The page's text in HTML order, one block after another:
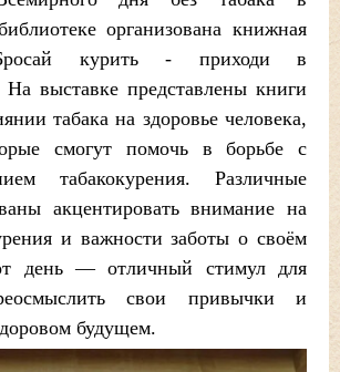
организована книжная
курить - приходи в
На выставке представлены книги
табака на здоровье человека,
смогут помочь в борьбе с
табакокурения. Различные
акцентировать внимание на
и важности заботы о своём
день — отличный стимул для
свои привычки и
будущем.